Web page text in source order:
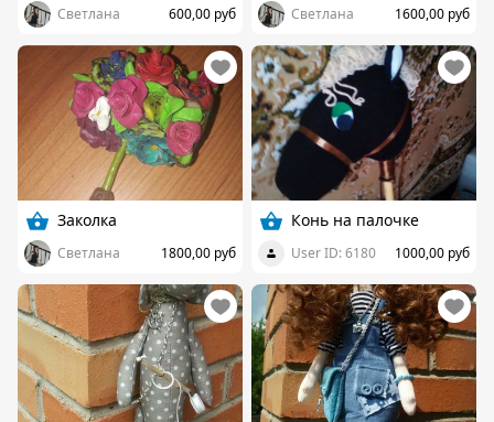
Светлана 600,00 руб Светлана 1600,00 руб
Заколка
Светлана 1800,00 руб
Конь на палочке
User ID: 6180 1000,00 руб